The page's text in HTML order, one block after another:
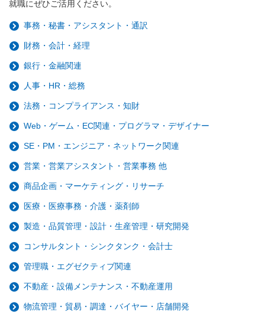
就職にぜひご活用ください。
事務・秘書・アシスタント・通訳
財務・会計・経理
銀行・金融関連
人事・HR・総務
法務・コンプライアンス・知財
Web・ゲーム・EC関連・プログラマ・デザイナー
SE・PM・エンジニア・ネットワーク関連
営業・営業アシスタント・営業事務 他
商品企画・マーケティング・リサーチ
医療・医療事務・介護・薬剤師
製造・品質管理・設計・生産管理・研究開発
コンサルタント・シンクタンク・会計士
管理職・エグゼクティブ関連
不動産・設備メンテナンス・不動産運用
物流管理・貿易・調達・バイヤー・店舗開発